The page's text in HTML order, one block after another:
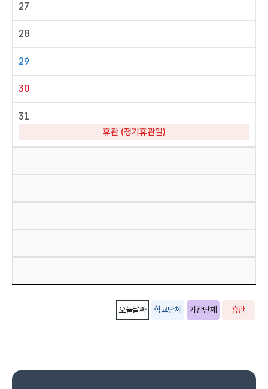
27
28
29
30
31
휴관 (정기휴관일)
오늘날짜 학교단체 기관단체 휴관